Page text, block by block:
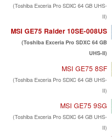
(Toshiba Exceria Pro SDXC 64 GB UHS-
II)
MSI GE75 Raider 10SE-008US
(Toshiba Exceria Pro SDXC 64 GB
UHS-II)
MSI GE75 8SF
(Toshiba Exceria Pro SDXC 64 GB UHS-
II)
MSI GE75 9SG
(Toshiba Exceria Pro SDXC 64 GB UHS-
II)